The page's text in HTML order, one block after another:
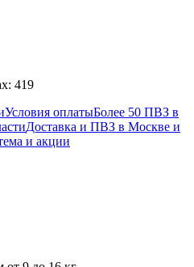
419
Условия оплатыБолее 50 ПВЗ в
Доставка и ПВЗ в Москве и
и акции